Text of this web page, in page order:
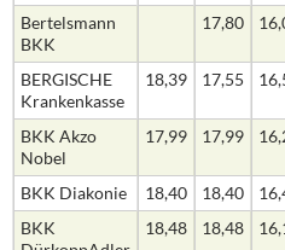
Bertelsmann
BKK
17,80
BERGISCHE
Krankenkasse
18,39 17,55
BKK Akzo
Nobel
17,99 17,99
BKK Diakonie 18,40 18,40
BKK
18,48 18,48